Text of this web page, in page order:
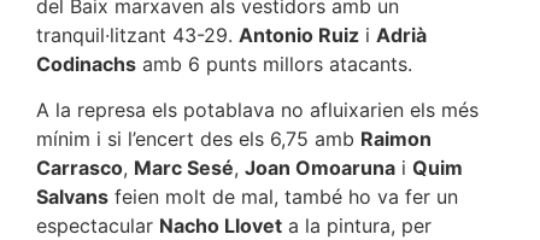
del Baix marxaven als vestidors amb un
tranquil·litzant 43-29. Antonio Ruiz i Adrià
Codinachs amb 6 punts millors atacants.
A la represa els potablava no afluixarien els més
mínim i si l’encert des els 6,75 amb Raimon
Carrasco, Marc Sesé, Joan Omoaruna i Quim
Salvans feien molt de mal, també ho va fer un
espectacular Nacho Llovet a la pintura, per